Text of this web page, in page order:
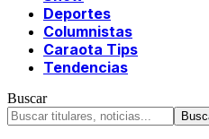
Deportes
Columnistas
Caraota Tips
Tendencias
Buscar